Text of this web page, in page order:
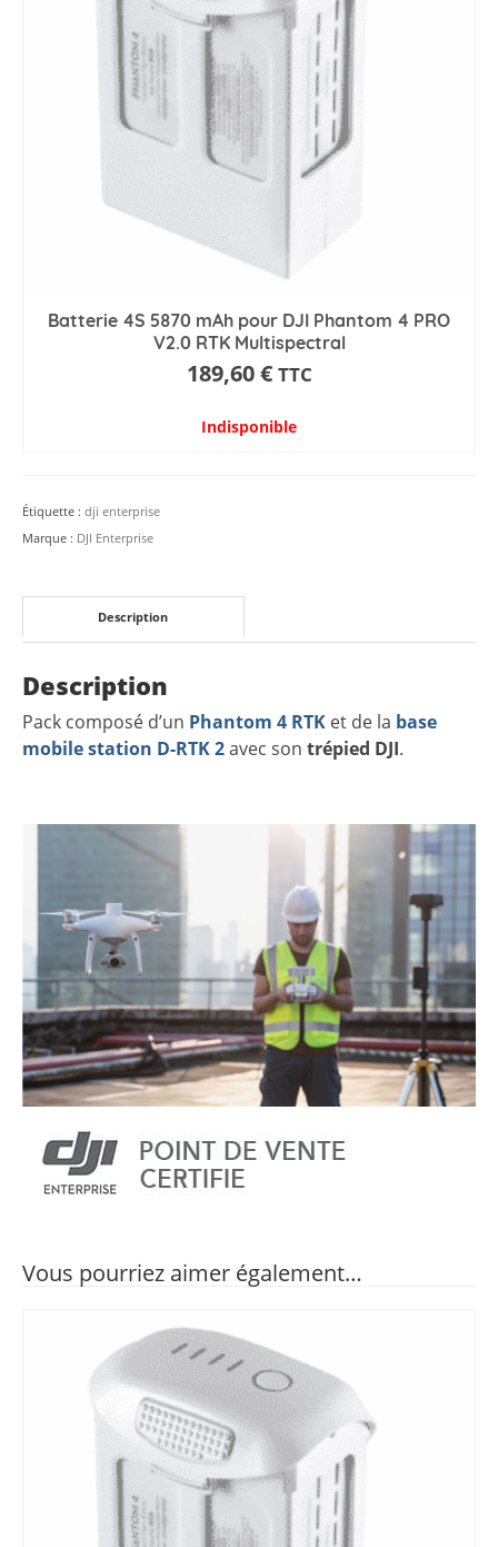
Batterie 4S 5870 mAh pour DJI Phantom 4 PRO
V2.0 RTK Multispectral
189,60€ TTC
Indisponible
Étiquette : dji enterprise
Marque : DJI Enterprise
Description
Description
Pack composé d’un Phantom 4 RTK et de la base
mobile station D-RTK 2avec son trépied DJI.
Vous pourriez aimer également…